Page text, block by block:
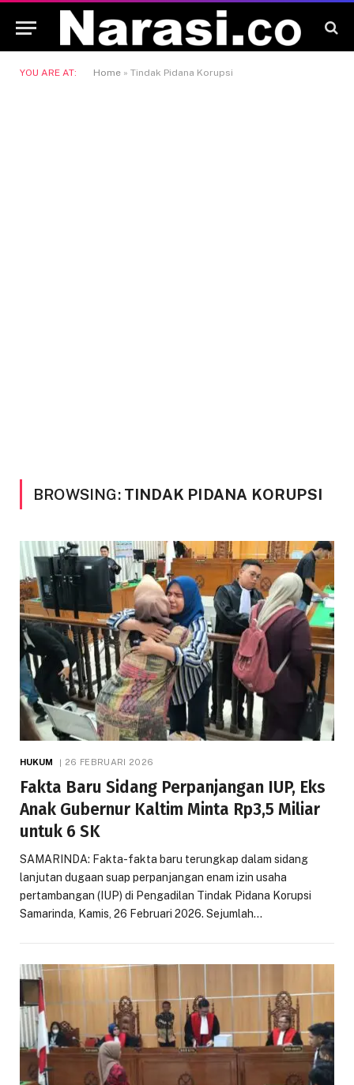
YOU ARE AT: Home » Tindak Pidana Korupsi
BROWSING: TINDAK PIDANA KORUPSI
HUKUM 26 FEBRUARI 2026
Fakta Baru Sidang Perpanjangan IUP, Eks
Anak Gubernur Kaltim Minta Rp3,5 Miliar
untuk 6 SK
SAMARINDA: Fakta-fakta baru terungkap dalam sidang
lanjutan dugaan suap perpanjangan enam izin usaha
pertambangan (IUP) di Pengadilan Tindak Pidana Korupsi
Samarinda, Kamis, 26 Februari 2026. Sejumlah…